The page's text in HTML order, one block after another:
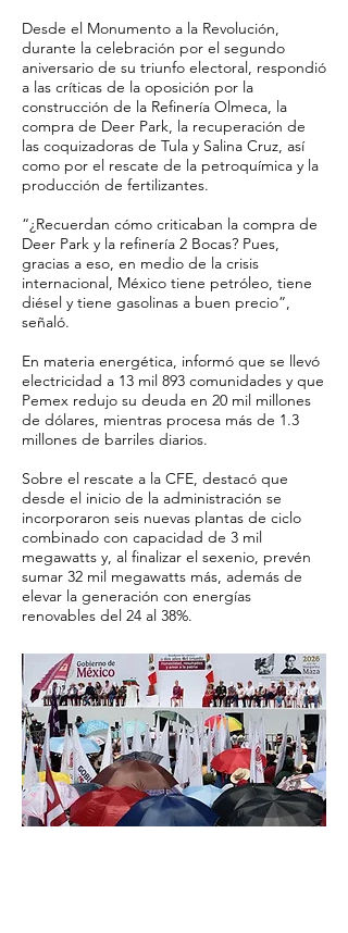
Desde el Monumento a la Revolución,
durante la celebración por el segundo
aniversario de su triunfo electoral, respondió
a las críticas de la oposición por la
construcción de la Refinería Olmeca, la
compra de Deer Park, la recuperación de
las coquizadoras de Tula y Salina Cruz, así
como por el rescate de la petroquímica y la
producción de fertilizantes.
“¿Recuerdan cómo criticaban la compra de
Deer Park y la refinería 2 Bocas? Pues,
gracias a eso, en medio de la crisis
internacional, México tiene petróleo, tiene
diésel y tiene gasolinas a buen precio”,
señaló.
En materia energética, informó que se llevó
electricidad a 13 mil 893 comunidades y que
Pemex redujo su deuda en 20 mil millones
de dólares, mientras procesa más de 1.3
millones de barriles diarios.
Sobre el rescate a la CFE, destacó que
desde el inicio de la administración se
incorporaron seis nuevas plantas de ciclo
combinado con capacidad de 3 mil
megawatts y, al finalizar el sexenio, prevén
sumar 32 mil megawatts más, además de
elevar la generación con energías
renovables del 24 al 38%.